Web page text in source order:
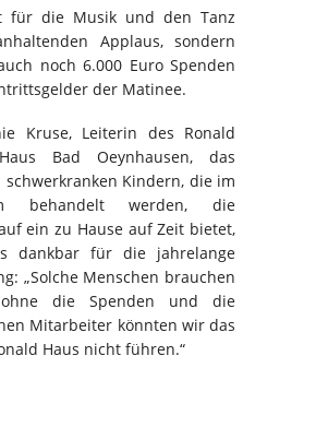
für die Musik und den Tanz
Applaus, sondern
noch 6.000 Euro Spenden
der Matinee.
Kruse, Leiterin des Ronald
Bad Oeynhausen, das
schwerkranken Kindern, die im
behandelt werden, die
ein zu Hause auf Zeit bietet,
dankbar für die jahrelange
„Solche Menschen brauchen
die Spenden und die
Mitarbeiter könnten wir das
Haus nicht führen.“